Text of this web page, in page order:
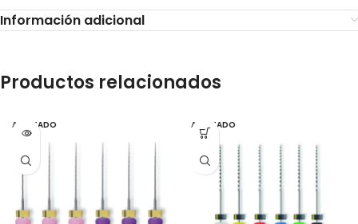
Información adicional
Productos relacionados
AGOTADO AGOTADO